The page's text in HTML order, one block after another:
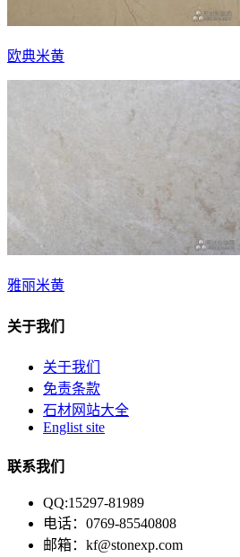
欧典米黄
雅丽米黄
关于我们
关于我们
免责条款
石材网站大全
Englist site
联系我们
QQ:15297-81989
电话：0769-85540808
邮箱：kf@stonexp.com